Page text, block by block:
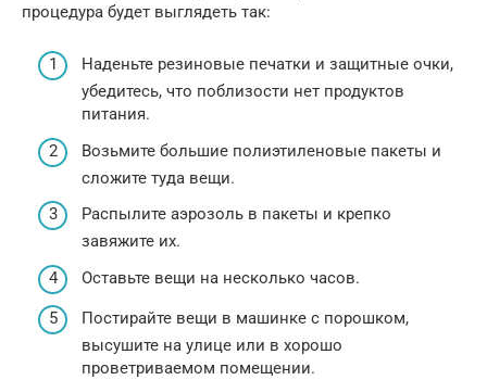
процедура будет выглядеть так:
Наденьте резиновые печатки и защитные очки,
убедитесь, что поблизости нет продуктов
питания.
Возьмите большие полиэтиленовые пакеты и
сложите туда вещи.
Распылите аэрозоль в пакеты и крепко
завяжите их.
Оставьте вещи на несколько часов.
Постирайте вещи в машинке с порошком,
высушите на улице или в хорошо
проветриваемом помещении.